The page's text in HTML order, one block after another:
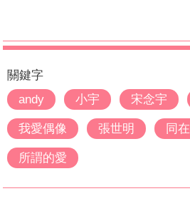
關鍵字
andy
小宇 宋念宇
我愛偶像 張世明 同在
所謂的愛